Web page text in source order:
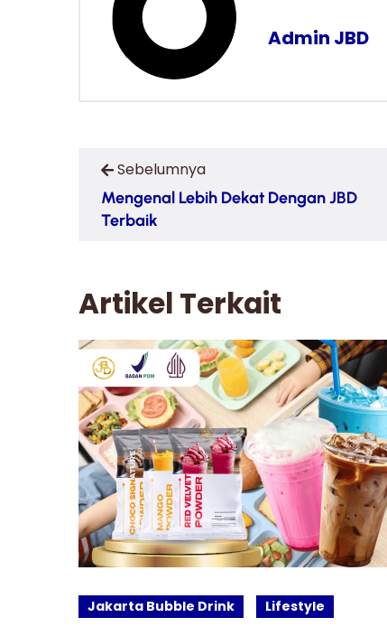
Admin JBD
Sebelumnya
Mengenal Lebih Dekat Dengan JBD
Terbaik
Artikel Terkait
Jakarta Bubble Drink Lifestyle